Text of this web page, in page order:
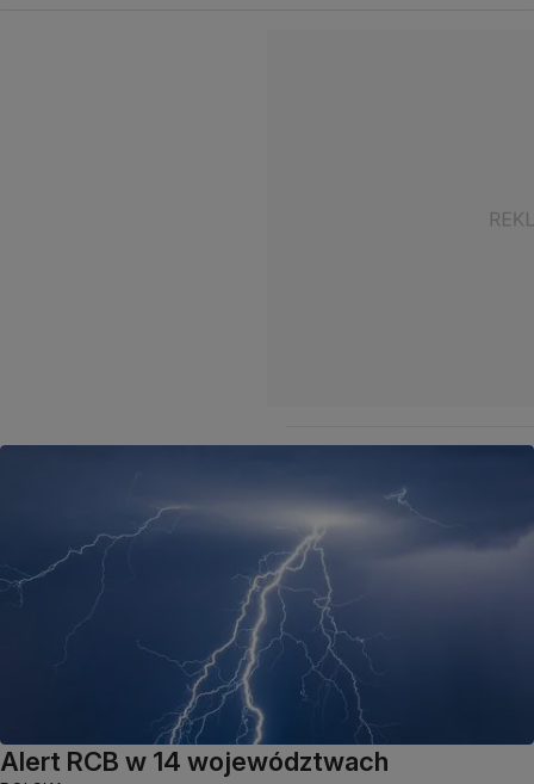
Alert RCB w 14 województwach